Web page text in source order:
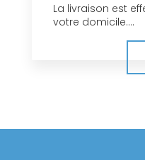
La livraison est
votre domicile....